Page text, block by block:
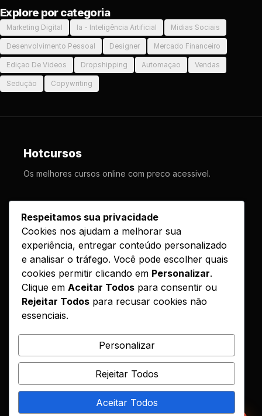
Explore por categoria
Marketing Digital Ia - Inteligência Artificial Midias Sociais
Desenvolvimento Pessoal Designer Mercado Financeiro
Ediçao De Videos Dropshipping Automaçao Vendas
Sedução Copywriting
Hotcursos
Os melhores cursos online com preco acessivel.
Cursos
Como Funciona
Contato
Politica de Entrega
LEGAL
DMCA
Encontrou seu curso?
Respeitamos sua privacidade
Cookies nos ajudam a melhorar sua
experiência, entregar conteúdo personalizado
e analisar o tráfego. Você pode escolher quais
cookies permitir clicando em Personalizar.
Clique em Aceitar Todos para consentir ou
Rejeitar Todos para recusar cookies não
essenciais.
Personalizar
Rejeitar Todos
Aceitar Todos